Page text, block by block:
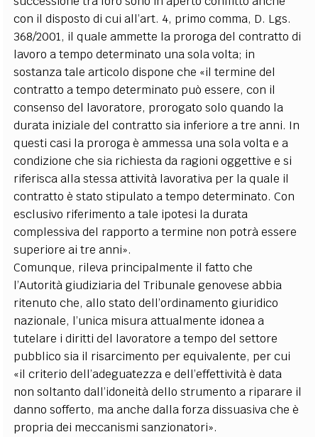
con il disposto di cui all’art. 4, primo comma, D. Lgs.
368/2001, il quale ammette la proroga del contratto di
lavoro a tempo determinato una sola volta; in
sostanza tale articolo dispone che «il termine del
contratto a tempo determinato può essere, con il
consenso del lavoratore, prorogato solo quando la
durata iniziale del contratto sia inferiore a tre anni. In
questi casi la proroga è ammessa una sola volta e a
condizione che sia richiesta da ragioni oggettive e si
riferisca alla stessa attività lavorativa per la quale il
contratto è stato stipulato a tempo determinato. Con
esclusivo riferimento a tale ipotesi la durata
complessiva del rapporto a termine non potrà essere
superiore ai tre anni».
Comunque, rileva principalmente il fatto che
l’Autorità giudiziaria del Tribunale genovese abbia
ritenuto che, allo stato dell’ordinamento giuridico
nazionale, l’unica misura attualmente idonea a
tutelare i diritti del lavoratore a tempo del settore
pubblico sia il risarcimento per equivalente, per cui
«il criterio dell’adeguatezza e dell’effettività è data
non soltanto dall’idoneità dello strumento a riparare il
danno sofferto, ma anche dalla forza dissuasiva che è
propria dei meccanismi sanzionatori».